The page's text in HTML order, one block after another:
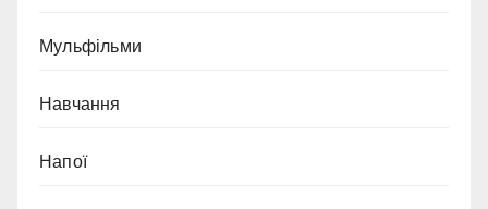
Мульфільми
Навчання
Напої